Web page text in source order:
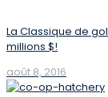
La Classique de
millions $!
août 8, 2016